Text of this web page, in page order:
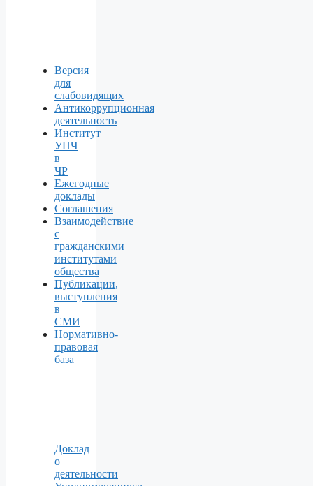
Версия
для
слабовидящих
Антикоррупционная
деятельность
Институт
УПЧ
в
ЧР
Ежегодные
доклады
Соглашения
Взаимодействие
с
гражданскими
институтами
общества
Публикации,
выступления
в
СМИ
Нормативно-
правовая
база
Доклад
о
деятельности